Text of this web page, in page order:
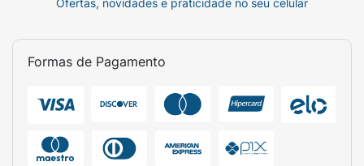
Ofertas, novidades e praticidade no seu celular
Formas de Pagamento